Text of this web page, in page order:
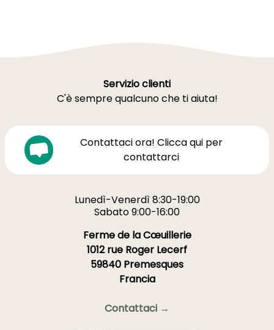
Servizio clienti
C'è sempre qualcuno che ti aiuta!
Contattaci ora! Clicca qui per
contattarci
Lunedì-Venerdì 8:30-19:00
Sabato 9:00-16:00
Ferme de la Cœuillerie
1012 rue Roger Lecerf
59840 Premesques
Francia
Contattaci →